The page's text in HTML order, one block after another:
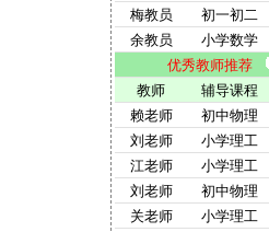
梅教员
初一初二
余教员
小学数学
优秀教师推荐
教师
辅导课程
赖老师
初中物理
刘老师
小学理工
江老师
小学理工
刘老师
初中物理
关老师
小学理工